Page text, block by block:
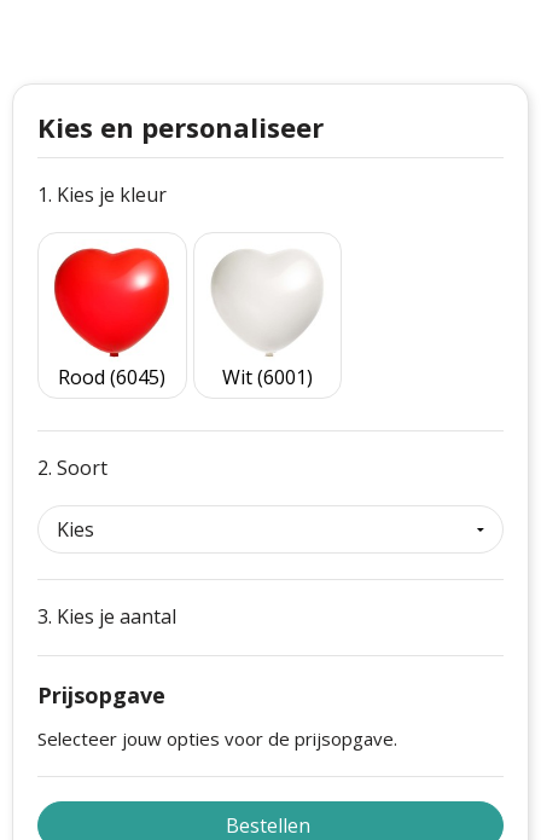
Craft
Case Logic
Mepal
Parker
Stanley
Kerstspellen
kerstkaarsen
Kies en personaliseer
1. Kies je kleur
Rood (6045) Wit (6001)
2. Soort
3. Kies je aantal
Prijsopgave
Selecteer jouw opties voor de prijsopgave.
Bestellen